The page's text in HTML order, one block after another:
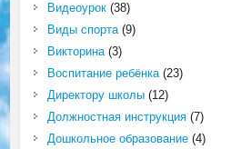
Видеоурок(38)
Виды спорта(9)
Викторина(3)
Воспитание ребёнка(23)
Директору школы(12)
Должностная инструкция(7)
Дошкольное образование(4)